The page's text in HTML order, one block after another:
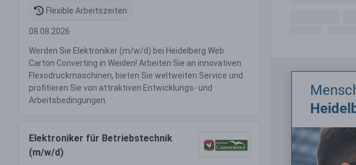
Flexible Arbeitszeiten
08.08.2026
Werden Sie Elektroniker (m/w/d) bei Heidelberg Web
Carton Converting in Weiden! Arbeiten Sie an innovativen
Flexodruckmaschinen, bieten Sie weltweiten Service und
profitieren Sie von attraktiven Entwicklungs- und
Arbeitsbedingungen.
Elektroniker für Betriebstechnik
(m/w/d)